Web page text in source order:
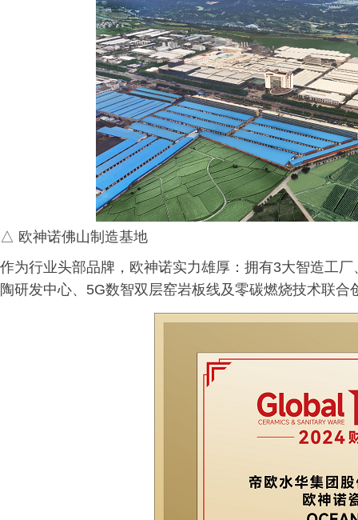
△ 欧神诺佛山制造基地
作为行业头部品牌，欧神诺实力雄厚：拥有3大智造工
陶研发中心、5G数智双层窑岩板线及零碳燃烧技术联